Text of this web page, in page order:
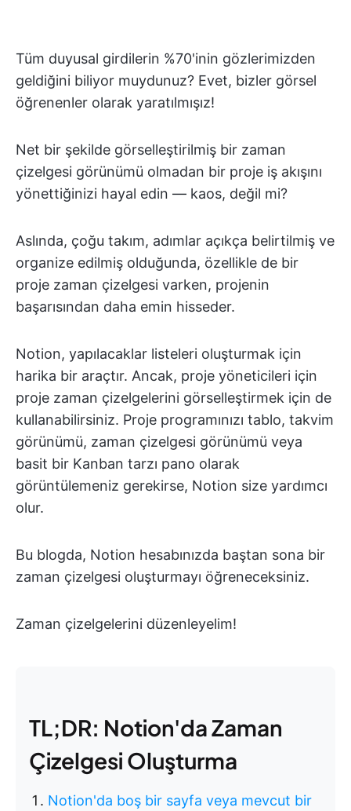
Tüm duyusal girdilerin %70'inin gözlerimizden
geldiğini biliyor muydunuz? Evet, bizler görsel
öğrenenler olarak yaratılmışız!
Net bir şekilde görselleştirilmiş bir zaman
çizelgesi görünümü olmadan bir proje iş akışını
yönettiğinizi hayal edin — kaos, değil mi?
Aslında, çoğu takım, adımlar açıkça belirtilmiş ve
organize edilmiş olduğunda, özellikle de bir
proje zaman çizelgesi varken, projenin
başarısından daha emin hisseder.
Notion, yapılacaklar listeleri oluşturmak için
harika bir araçtır. Ancak, proje yöneticileri için
proje zaman çizelgelerini görselleştirmek için de
kullanabilirsiniz. Proje programınızı tablo, takvim
görünümü, zaman çizelgesi görünümü veya
basit bir Kanban tarzı pano olarak
görüntülemeniz gerekirse, Notion size yardımcı
olur.
Bu blogda, Notion hesabınızda baştan sona bir
zaman çizelgesi oluşturmayı öğreneceksiniz.
Zaman çizelgelerini düzenleyelim!
TL;DR: Notion'da Zaman
Çizelgesi Oluşturma
Notion'da boş bir sayfa veya mevcut bir